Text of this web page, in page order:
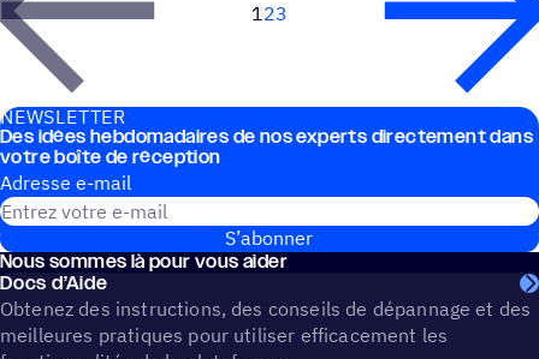
123
NEWS­LET­TER
Des idées hebdo­ma­daires de nos experts direc­te­ment dans
votre boîte de réception
Adresse e-mail
S’abonner
Nous sommes là pour vous aider
Docs d’Aide
Obtenez des instructions, des conseils de dépannage et des
meilleures pratiques pour utiliser efficacement les